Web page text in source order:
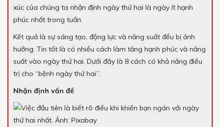
xúc của chúng ta nhận định ngày thứ hai là ngày ít hạnh
phúc nhất trong tuần.
Kết quả là sự sáng tạo, động lực và năng suất đều bị ảnh
hưởng. Tin tốt là có nhiều cách làm tăng hạnh phúc và năng
suất vào ngày thứ hai. Dưới đây là 8 cách có khả năng điều
trị cho “bệnh ngày thứ hai”.
Nhận định vấn đề